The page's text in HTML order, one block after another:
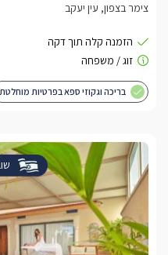
צימר בצפון, עין יעקב
בריכה וגקוזי ספא בפרטיות מוחלטת